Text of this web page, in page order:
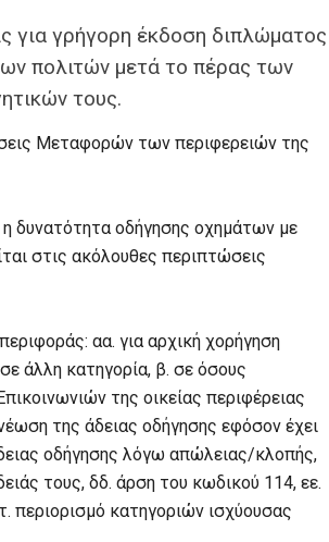
για γρήγορη έκδοση διπλώματος
πολιτών μετά το πέρας των
τους.
Μεταφορών των περιφερειών της
δυνατότητα οδήγησης οχημάτων με
στις ακόλουθες περιπτώσεις
αα. για αρχική χορήγηση
άλλη κατηγορία, β. σε όσους
της οικείας περιφέρειας
της άδειας οδήγησης εφόσον έχει
οδήγησης λόγω απώλειας/κλοπής,
τους, δδ. άρση του κωδικού 114, εε.
περιορισμό κατηγοριών ισχύουσας